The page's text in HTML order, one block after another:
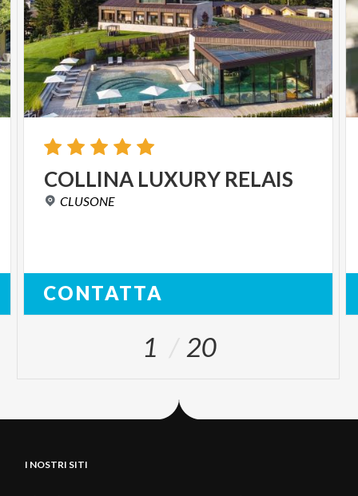
COLLINA LUXURY RELAIS
CLUSONE
CONTATTA
1 20
I NOSTRI SITI